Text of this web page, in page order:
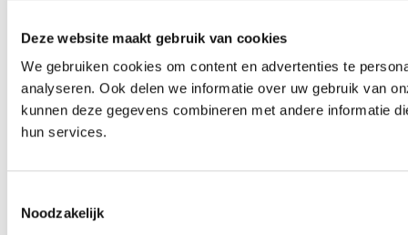
Deze website maakt gebruik van cookies
We gebruiken cookies om content en advertenties te
analyseren. Ook delen we informatie over uw gebruik van
kunnen deze gegevens combineren met andere informatie
hun services.
Noodzakelijk